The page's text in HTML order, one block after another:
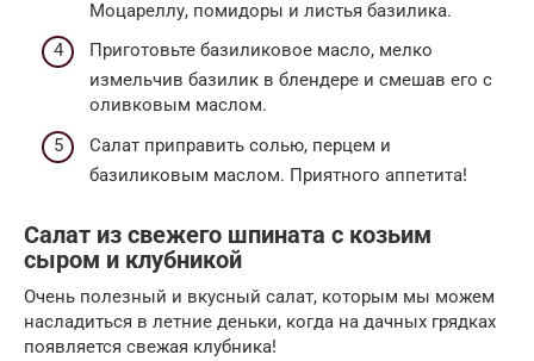
Моцареллу, помидоры и листья базилика.
Приготовьте базиликовое масло, мелко
измельчив базилик в блендере и смешав его с
оливковым маслом.
Салат приправить солью, перцем и
базиликовым маслом. Приятного аппетита!
Салат из свежего шпината с козьим
сыром и клубникой
Очень полезный и вкусный салат, которым мы можем
насладиться в летние деньки, когда на дачных грядках
появляется свежая клубника!